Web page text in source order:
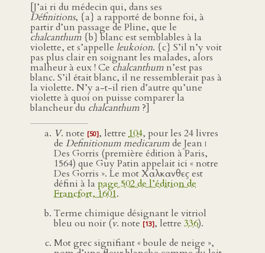
[J’ai ri du médecin qui, dans ses
Définitions, {a} a rapporté de bonne foi, à
partir d’un passage de Pline, que le
chalcanthum {b} blanc est semblables à la
violette, et s’appelle leukoion. {c} S’il n’y voit
pas plus clair en soignant les malades, alors
malheur à eux ! Ce chalcanthum n’est pas
blanc. S’il était blanc, il ne ressemblerait pas à
la violette. N’y a-t-il rien d’autre qu’une
violette à quoi on puisse comparer la
blancheur du chalcanthum?]
V. note [50], lettre 104, pour les 24 livres
de Definitionum medicarumde Jean i
Des Gorris (première édition à Paris,
1564) que Guy Patin appelait ici « notre
Des Gorris ». Le mot Χαλκανθες est
défini à la page 502 de l’édition de
Francfort, 1601.
Terme chimique désignant le vitriol
bleu ou noir (v. note [13], lettre 336).
Mot grec signifiant « boule de neige »,